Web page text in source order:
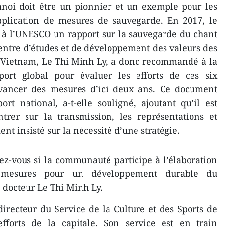
doit être un pionnier et un exemple pour les
de mesures de sauvegarde. En 2017, le
l’UNESCO un rapport sur la sauvegarde du chant
d’études et de développement des valeurs des
Le Thi Minh Ly, a donc recommandé à la
global pour évaluer les efforts de ces six
des mesures d’ici deux ans. Ce document
national, a-t-elle souligné, ajoutant qu’il est
sur la transmission, les représentations et
insisté sur la nécessité d’une stratégie.
vous si la communauté participe à l’élaboration
pour un développement durable du
Le Thi Minh Ly.
du Service de la Culture et des Sports de
de la capitale. Son service est en train